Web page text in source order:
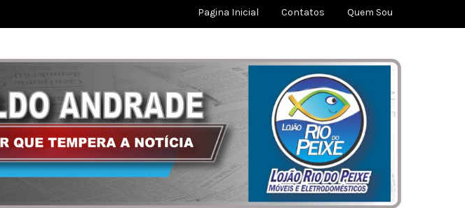
Pagina Inicial Contatos Quem Sou